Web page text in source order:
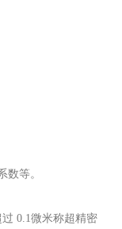
数等。
0.1微米称超精密